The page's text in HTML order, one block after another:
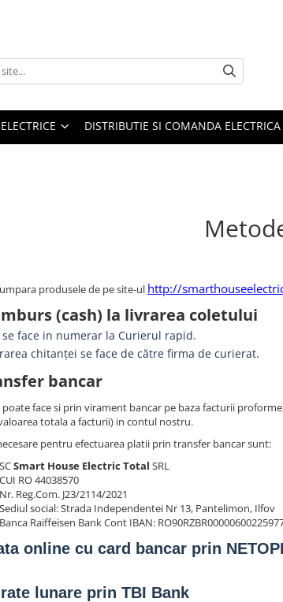
DISTRIBUTIE SI COMANDA ELECTRICA
produsele de pe site-ul http://
(cash) la livrarea coletului
se face in numerar la Curierul rapid.
chitanţei se face de către firma de curierat.
bancar
poate face si prin virament bancar pe baza facturii
totala a facturii) in contul nostru.
pentru efectuarea platii prin transfer bancar sunt:
SCSmart House Electric Total SRL
CUI RO 44038570
Nr. Reg.Com. J23/2114/2021
Sediul social: Strada Independentei Nr 13, Pantelimon, Ilfov
Banca Raiffeisen Bank Cont IBAN:
online cu card bancar prin
lunare prin TBI Bank